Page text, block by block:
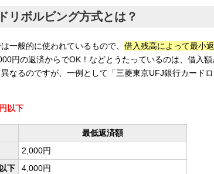
リボルビング方式とは？
一般的に使われているもので、 借入残高によって最小
円の返済からでOK！などとうたっているのは、借入額
なるのですが、一例として「三菱東京UFJ銀行カード
以下
最低返済額
2,000円
下
4,000円